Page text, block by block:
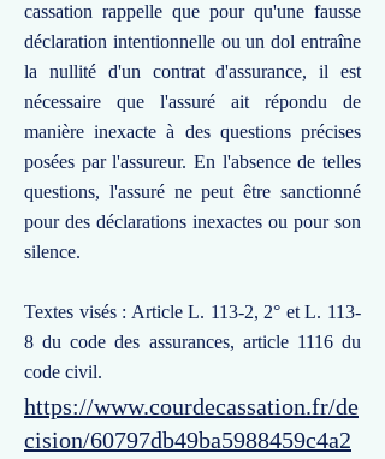
cassation rappelle que pour qu'une fausse
déclaration intentionnelle ou un dol entraîne
la nullité d'un contrat d'assurance, il est
nécessaire que l'assuré ait répondu de
manière inexacte à des questions précises
posées par l'assureur. En l'absence de telles
questions, l'assuré ne peut être sanctionné
pour des déclarations inexactes ou pour son
silence.
Textes visés : Article L. 113-2, 2° et L. 113-
8 du code des assurances, article 1116 du
code civil.
https://www.courdecassation.fr/de
cision/60797db49ba5988459c4a2